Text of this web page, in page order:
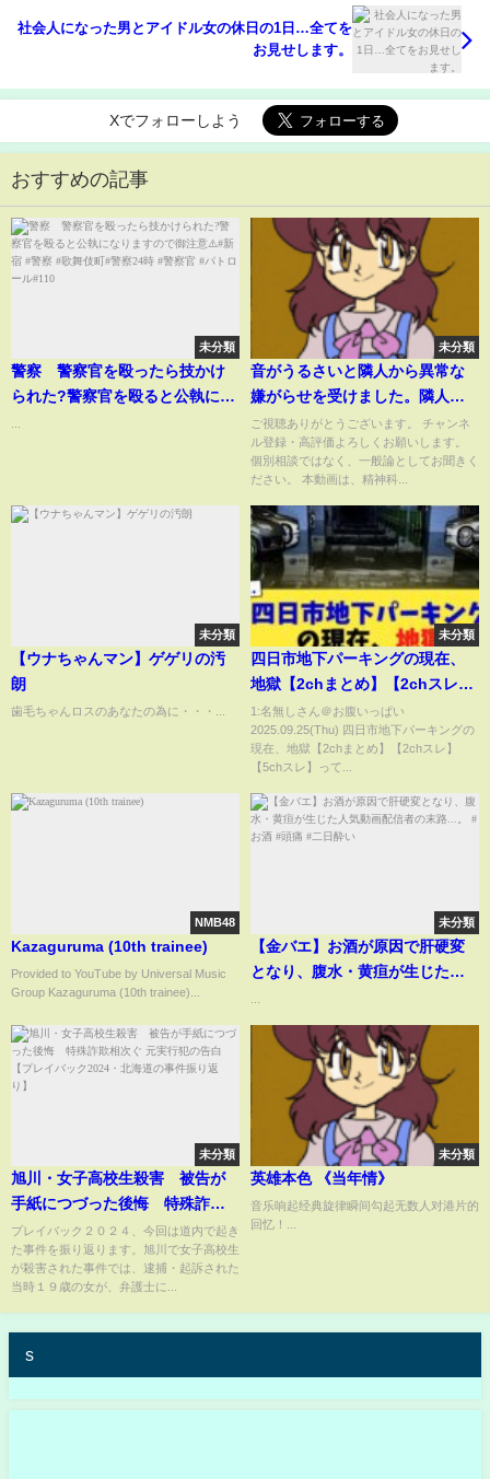
社会人になった男とアイドル女の休日の1日…全てを
お見せします。
Xでフォローしよう
おすすめの記事
未分類
警察 警察官を殴ったら技かけ
られた?警察官を殴ると公執にな
未分類
音がうるさいと隣人から異常な
嫌がらせを受けました。隣人は
精神疾患の可能性があるそうで
す。【精神科医益田】
ご視聴ありがとうございます。 チャンネ
ル登録・高評価よろしくお願いします。
個別相談ではなく、一般論としてお聞きく
ださい。 本動画は、精神科...
未分類
【ウナちゃんマン】ゲゲリの汚
朗
歯毛ちゃんロスのあなたの為に・・・...
未分類
四日市地下パーキングの現在、
地獄【2chまとめ】【2chスレ】
【5chスレ】
1:名無しさん＠お腹いっぱい
2025.09.25(Thu) 四日市地下パーキングの
現在、地獄【2chまとめ】【2chスレ】
【5chスレ】って...
NMB48
Kazaguruma (10th trainee)
Provided to YouTube by Universal Music
Group Kazaguruma (10th trainee)...
未分類
【金バエ】お酒が原因で肝硬変
となり、腹水・黄疸が生じた人
頭痛 #二日酔い
未分類
旭川・女子高校生殺害 被告が
手紙につづった後悔 特殊詐欺
相次ぐ 元実行犯の告白【プレイ
バック2024・北海道の事件振り
返り】
プレイバック２０２４、今回は道内で起き
た事件を振り返ります。旭川で女子高校生
が殺害された事件では、逮捕・起訴された
当時１９歳の女が、弁護士に...
未分類
英雄本色 《当年情》
音乐响起经典旋律瞬间勾起无数人对港片的
回忆！...
s